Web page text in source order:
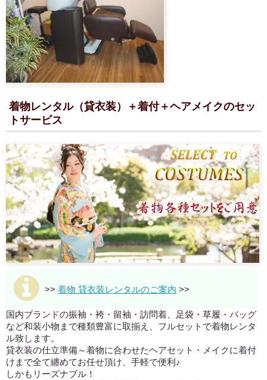
着物レンタル（貸衣装）＋着付＋ヘアメイクのセッ
トサービス
>> 着物 貸衣装レンタルのご案内 >>
国内ブランドの振袖・袴・留袖・訪問着、足袋・草履・バッグ
など和装小物まで種類豊富に取揃え、フルセットで着物レンタ
ル致します。
貸衣装の仕立準備～着物に合わせたヘアセット・メイクに着付
けまで全て纏めてお任せ頂け、手軽で便利♪
しかもリーズナブル！